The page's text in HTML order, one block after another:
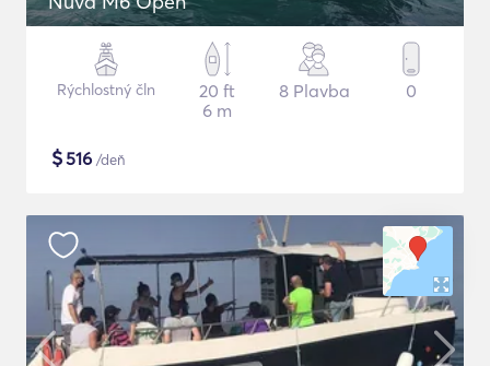
Rýchlostný čln
20 ft
6 m
8 Plavba 0
$516 /deň